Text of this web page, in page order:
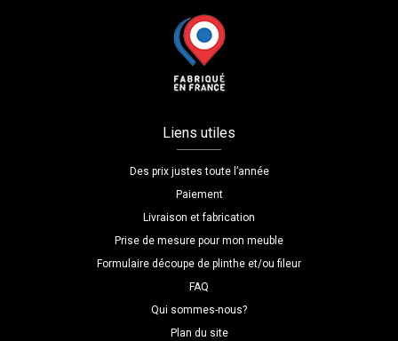
Liens utiles
Des prix justes toute l’année
Paiement
Livraison et fabrication
Prise de mesure pour mon meuble
Formulaire découpe de plinthe et/ou fileur
FAQ
Qui sommes-nous?
Plan du site